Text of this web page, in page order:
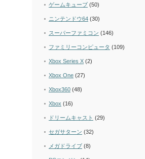
ゲームキューブ (50)
ニンテンドウ64 (30)
スーパーファミコン (146)
ファミリーコンピュータ (109)
Xbox Series X (2)
Xbox One (27)
Xbox360 (48)
Xbox (16)
ドリームキャスト (29)
セガサターン (32)
メガドライブ (8)